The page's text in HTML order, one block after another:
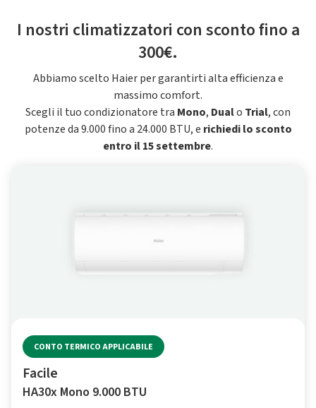
I nostri climatizzatori con sconto fino a
300€.
Abbiamo scelto Haier per garantirti alta efficienza e
massimo comfort.
Scegli il tuo condizionatore tra Mono, Dualo Trial, con
potenze da 9.000 fino a 24.000 BTU, e richiedi lo sconto
entro il 15 settembre.
CONTO TERMICO APPLICABILE
Facile
HA30x Mono 9.000 BTU